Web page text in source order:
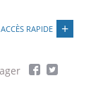
ACCÈS RAPIDE